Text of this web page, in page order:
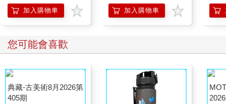
人帶來幸福。
本書將焦點集中在「一個人」的意義，和「一個人」的美好上。
希望本書能夠協助各位讀者不要輕易受到世界的變化所影響，不
要受到他人的影響，踏實而穩健地邁向自己的人生。
一個人過日子的人際關係
在你的內心，
加入購物車 加入購物車
您可能會喜歡